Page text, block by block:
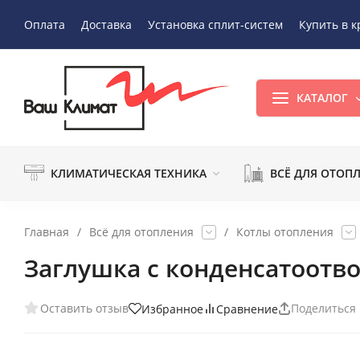
Оплата Доставка Установка сплит-систем Купить в
КАТАЛОГ
КЛИМАТИЧЕСКАЯ ТЕХНИКА ВСЁ ДЛЯ
Главная / Всё для отопления / Котлы отопления
Заглушка с
Оставить отзыв Избранное Сравнение Поделиться